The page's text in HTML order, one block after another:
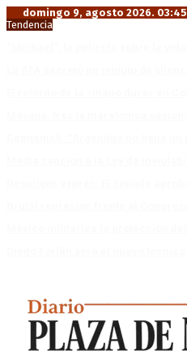
domingo 9, agosto 2026. 03:45
Tendencia